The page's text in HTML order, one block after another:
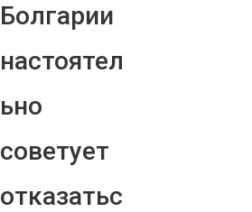
Болгарии
настоятел
ьно
советует
отказатьс